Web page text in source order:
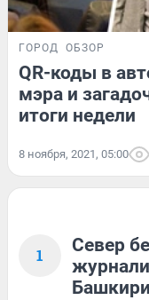
ГОРОД ОБЗОР
QR-коды в
мэра и
итоги недели
8 ноября, 2021, 05:00
1
Север